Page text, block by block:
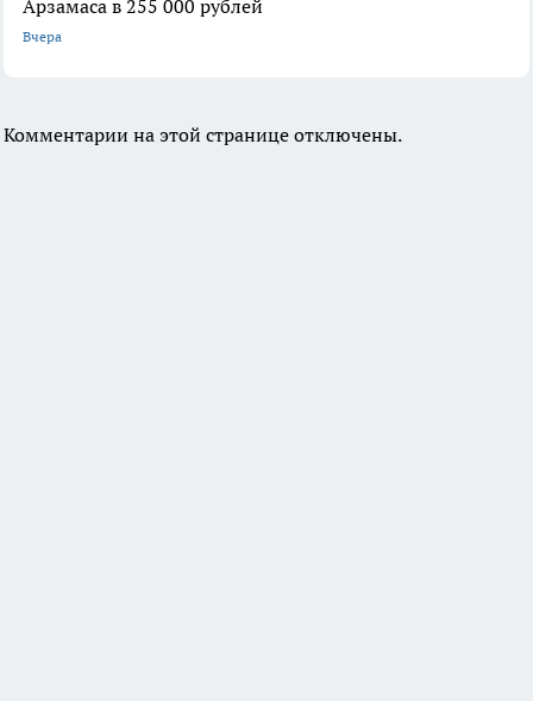
Арзамаса в 255 000 рублей
Вчера
Комментарии на этой странице отключены.